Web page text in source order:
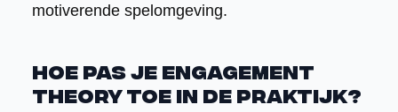
motiverende spelomgeving.
Hoe pas je engagement
theory toe in de praktijk?